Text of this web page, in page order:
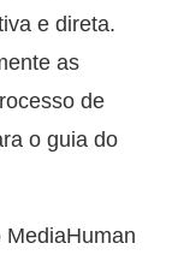
e direta.
as
de
o guia do